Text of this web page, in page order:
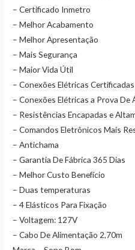
– Certificado Inmetro
– Melhor Acabamento
– Melhor Apresentação
– Mais Segurança
– Maior Vida Útil
– Conexões Elétricas
– Conexões Elétricas a Prova De
– Resistências Encapadas e
– Comandos Eletrônicos Mais
– Antichama
– Garantia De Fábrica 365 Dias
– Melhor Custo Benefício
– Duas temperaturas
– 4 Elásticos Para Fixação
– Voltagem: 127V
– Cabo De Alimentação 2,70m